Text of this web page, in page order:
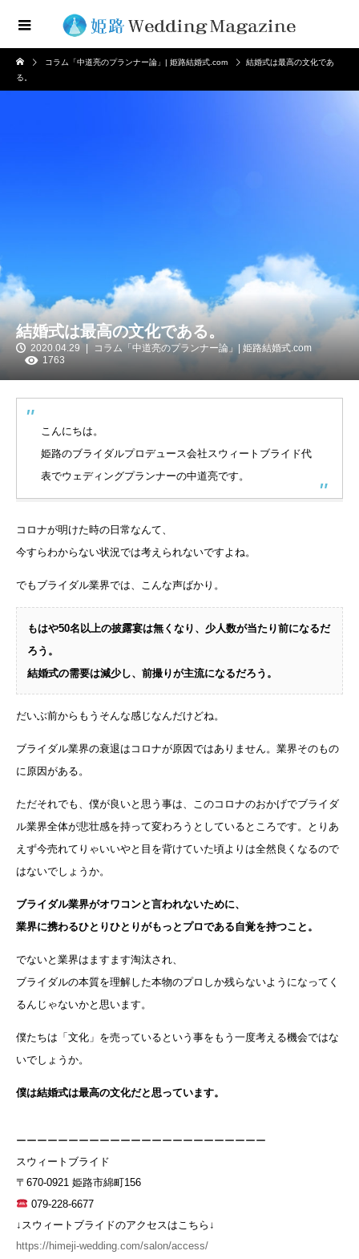
コラム「中道亮のプランナー論」| 姫路結婚式.com
結婚式は最高の文化であ
る。
結婚式は最高の文化である。
2020.04.29
コラム「中道亮のプランナー論」| 姫路結婚式.com
1763
こんにちは。
姫路のブライダルプロデュース会社スウィートブライド代
表でウェディングプランナーの中道亮です。
コロナが明けた時の日常なんて、
今すらわからない状況では考えられないですよね。
でもブライダル業界では、こんな声ばかり。
もはや50名以上の披露宴は無くなり、少人数が当たり前になるだ
ろう。
結婚式の需要は減少し、前撮りが主流になるだろう。
だいぶ前からもうそんな感じなんだけどね。
ブライダル業界の衰退はコロナが原因ではありません。業界そのもの
に原因がある。
ただそれでも、僕が良いと思う事は、このコロナのおかげでブライダ
ル業界全体が悲壮感を持って変わろうとしているところです。とりあ
えず今売れてりゃいいやと目を背けていた頃よりは全然良くなるので
はないでしょうか。
ブライダル業界がオワコンと言われないために、
業界に携わるひとりひとりがもっとプロである自覚を持つこと。
でないと業界はますます淘汰され、
ブライダルの本質を理解した本物のプロしか残らないようになってく
るんじゃないかと思います。
僕たちは「文化」を売っているという事をもう一度考える機会ではな
いでしょうか。
僕は結婚式は最高の文化だと思っています。
ーーーーーーーーーーーーーーーーーーーーーーーー
スウィートブライド
〒670-0921 姫路市綿町156
079-228-6677
↓スウィートブライドのアクセスはこちら↓
https://himeji-wedding.com/salon/access/